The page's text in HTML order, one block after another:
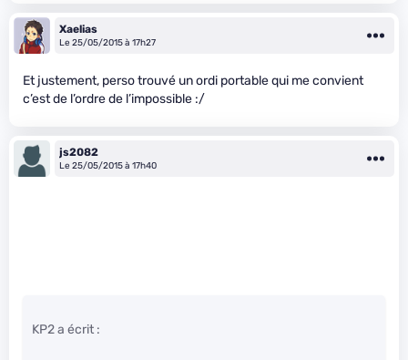
Xaelias
Le 25/05/2015 à 17h27
Et justement, perso trouvé un ordi portable qui me convient
c’est de l’ordre de l’impossible :/
js2082
Le 25/05/2015 à 17h40
KP2 a écrit :